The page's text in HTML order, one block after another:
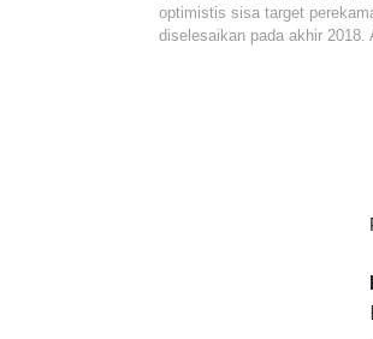
optimistis sisa target
diselesaikan pada akhir 2018.